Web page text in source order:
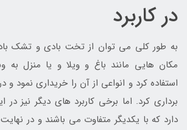
در کاربرد
به طور کلی می توان از تخت بادی و تشک
مکان هایی مانند باغ و ویلا و یا منزل
استفاده کرد و انواعی از آن را خریداری نمود و
برداری کرد. اما برخی کاربرد های دیگر نیز
دارد که با یکدیگر متفاوت می باشند و در